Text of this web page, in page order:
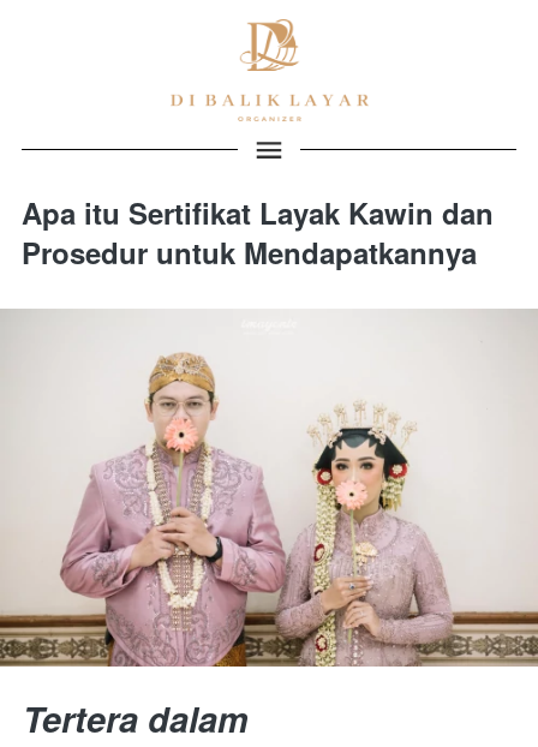
Apa itu Sertifikat Layak Kawin dan
Prosedur untuk Mendapatkannya
Tertera dalam